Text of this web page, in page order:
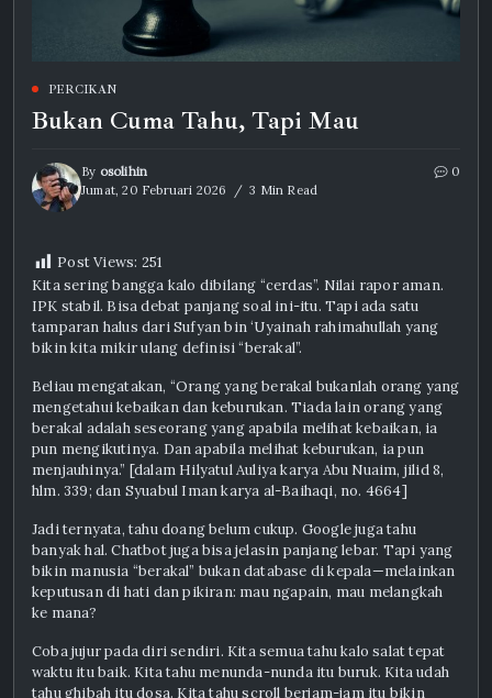
PERCIKAN
Bukan Cuma Tahu, Tapi Mau
By osolihin
Jumat, 20 Februari 2026
3 Min Read
0
Post Views: 251
Kita sering bangga kalo dibilang “cerdas”. Nilai rapor aman.
IPK stabil. Bisa debat panjang soal ini-itu. Tapi ada satu
tamparan halus dari Sufyan bin ‘Uyainah rahimahullah yang
bikin kita mikir ulang definisi “berakal”.
Beliau mengatakan, “Orang yang berakal bukanlah orang yang
mengetahui kebaikan dan keburukan. Tiada lain orang yang
berakal adalah seseorang yang apabila melihat kebaikan, ia
pun mengikutinya. Dan apabila melihat keburukan, ia pun
menjauhinya.” [dalam Hilyatul Auliya karya Abu Nuaim, jilid 8,
hlm. 339; dan Syuabul Iman karya al-Baihaqi, no. 4664]
Jadi ternyata, tahu doang belum cukup. Google juga tahu
banyak hal. Chatbot juga bisa jelasin panjang lebar. Tapi yang
bikin manusia “berakal” bukan database di kepala—melainkan
keputusan di hati dan pikiran: mau ngapain, mau melangkah
ke mana?
Coba jujur pada diri sendiri. Kita semua tahu kalo salat tepat
waktu itu baik. Kita tahu menunda-nunda itu buruk. Kita udah
tahu ghibah itu dosa. Kita tahu scroll berjam-jam itu bikin